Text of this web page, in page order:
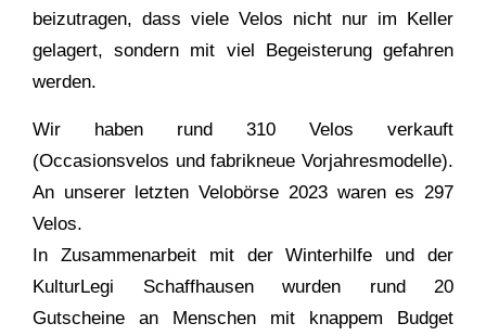
beizutragen, dass viele Velos nicht nur im Keller
gelagert, sondern mit viel Begeisterung gefahren
werden.
Wir haben rund 310 Velos verkauft
(Occasionsvelos und fabrikneue Vorjahresmodelle).
An unserer letzten Velobörse 2023 waren es 297
Velos.
In Zusammenarbeit mit der Winterhilfe und der
KulturLegi Schaffhausen wurden rund 20
Gutscheine an Menschen mit knappem Budget